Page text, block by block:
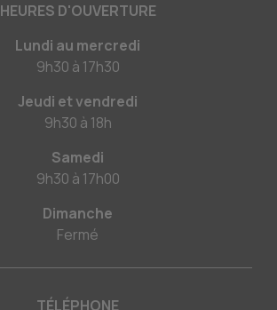
HEURES D'OUVERTURE
Lundi au mercredi
9h30 à 17h30
Jeudi et vendredi
9h30 à 18h
Samedi
9h30 à 17h00
Dimanche
Fermé
TÉLÉPHONE